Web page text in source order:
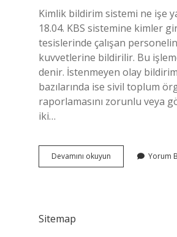
Kimlik bildirim sistemi ne işe
18.04. KBS sistemine kimler
tesislerinde çalışan
kuvvetlerine bildirilir. Bu
denir. İstenmeyen olay
bazılarında ise sivil toplum
raporlamasını zorunlu veya
iki…
Devamını okuyun
Sistemi
Yorum
Sitemap